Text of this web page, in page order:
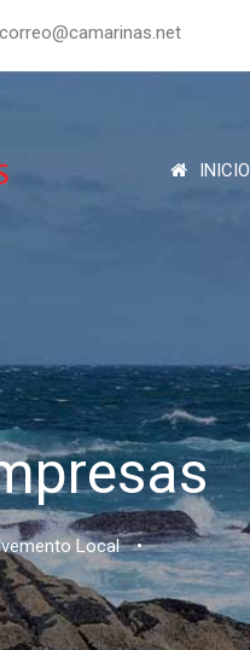
correo@camarinas.net
INICIO
Local •